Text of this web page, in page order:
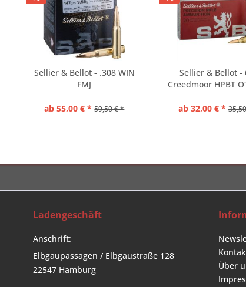
Sellier & Bellot - .308 WIN
FMJ
ab 55,00 € * 59,50 € *
Sellier & Bellot -
Creedmoor HPBT
ab 32,00 € *
Ladengeschäft
Anschrift:
Elbgaupassagen / Elbgaustraße 128
22547 Hamburg
Über